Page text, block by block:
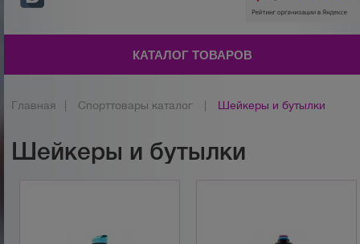
КАТАЛОГ ТОВАРОВ
Главная Спорттовары каталог Шейкеры и бутылки
Шейкеры и бутылки